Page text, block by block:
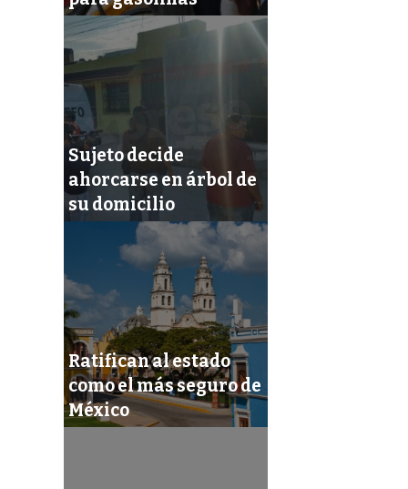
Sujeto decide
ahorcarse en árbol de
su domicilio
Ratifican al estado
como el más seguro de
México